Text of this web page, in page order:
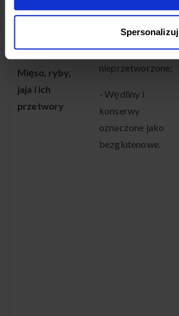
Spersonalizuj
Mięso, ryby,
jaja i ich
przetwory
- Mięso, ryby i
jaja świeże,
nieprzetworzone;
- Wędliny i
konserwy
oznaczone jako
bezglutenowe.